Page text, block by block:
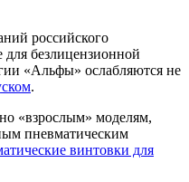
российского
для безлицензионной
«Альфы» ослабляются не
.
«взрослым» моделям,
пневматическим
винтовки для